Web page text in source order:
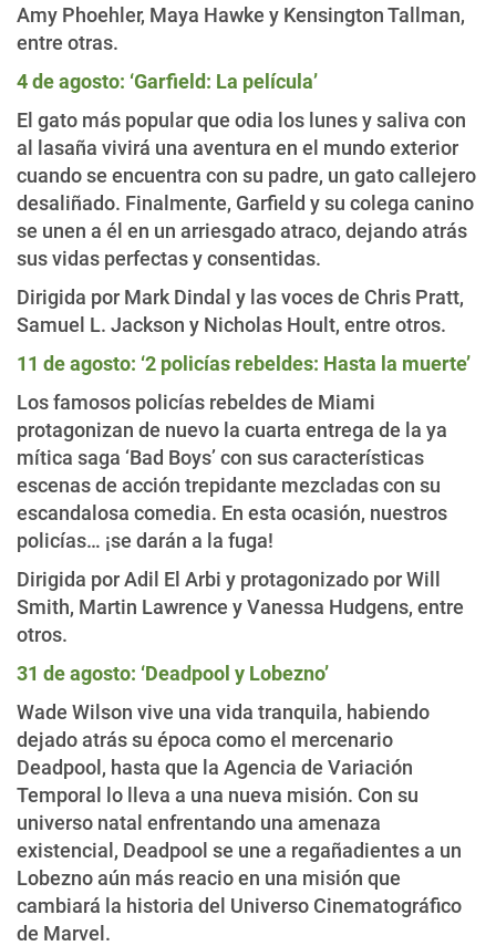
Amy Phoehler, Maya Hawke y Kensington Tallman,
entre otras.
4 de agosto: ‘Garfield: La película’
El gato más popular que odia los lunes y saliva con
al lasaña vivirá una aventura en el mundo exterior
cuando se encuentra con su padre, un gato callejero
desaliñado. Finalmente, Garfield y su colega canino
se unen a él en un arriesgado atraco, dejando atrás
sus vidas perfectas y consentidas.
Dirigida por Mark Dindal y las voces de Chris Pratt,
Samuel L. Jackson y Nicholas Hoult, entre otros.
11 de agosto: ‘2 policías rebeldes: Hasta la muerte’
Los famosos policías rebeldes de Miami
protagonizan de nuevo la cuarta entrega de la ya
mítica saga ‘Bad Boys’ con sus características
escenas de acción trepidante mezcladas con su
escandalosa comedia. En esta ocasión, nuestros
policías… ¡se darán a la fuga!
Dirigida por Adil El Arbi y protagonizado por Will
Smith, Martin Lawrence y Vanessa Hudgens, entre
otros.
31 de agosto: ‘Deadpool y Lobezno’
Wade Wilson vive una vida tranquila, habiendo
dejado atrás su época como el mercenario
Deadpool, hasta que la Agencia de Variación
Temporal lo lleva a una nueva misión. Con su
universo natal enfrentando una amenaza
existencial, Deadpool se une a regañadientes a un
Lobezno aún más reacio en una misión que
cambiará la historia del Universo Cinematográfico
de Marvel.